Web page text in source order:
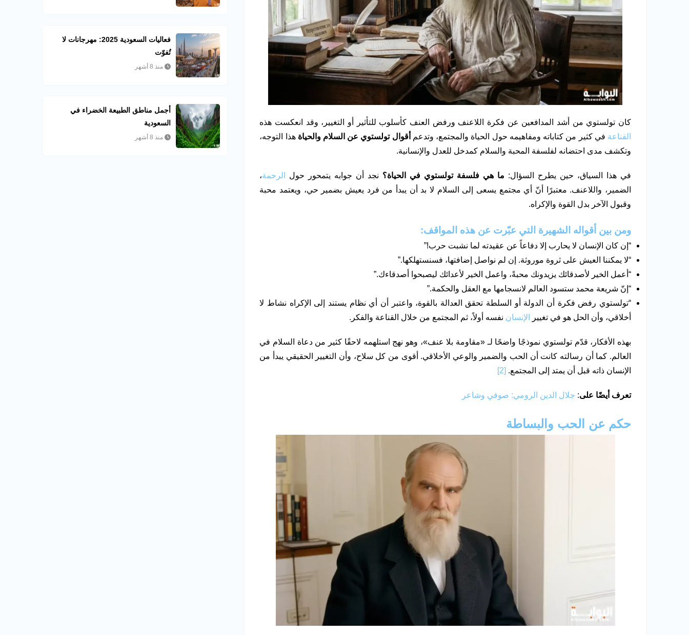
كان تولستوي من أشد المدافعين عن فكرة اللاعنف ورفض العنف كأسلوب للتأثير أو التغيير، وقد انعكست هذه
القناعة في كثير من كتاباته ومفاهيمه حول الحياة والمجتمع، وتدعم أقوال تولستوي عن السلام والحياة هذا التوجه،
وتكشف مدى احتضانه لفلسفة المحبة والسلام كمدخل للعدل والإنسانية.
في هذا السياق، حين يطرح السؤال: ما هي فلسفة تولستوي في الحياة؟ نجد أن جوابه يتمحور حول الرحمة،
الضمير، واللاعنف. معتبرًا أنّ أي مجتمع يسعى إلى السلام لا بد أن يبدأ من فرد يعيش بضمير حي، ويعتمد محبة
وقبول الآخر بدل القوة والإكراه.
ومن بين أقواله الشهيرة التي عبّرت عن هذه المواقف:
“إن كان الإنسان لا يحارب إلا دفاعاً عن عقيدته لما نشبت حرب!”
“لا يمكننا العيش على ثروة موروثة. إن لم نواصل إضافتها، فسنستهلكها.”
“أعمل الخير لأصدقائك يزيدونك محبةً، واعمل الخير لأعدائك ليصبحوا أصدقاءك.”
“إنّ شريعة محمد ستسود العالم لانسجامها مع العقل والحكمة.”
“تولستوي رفض فكرة أن الدولة أو السلطة تحقق العدالة بالقوة، واعتبر أن أي نظام يستند إلى الإكراه نشاط لا
أخلاقي، وأن الحل هو في تغيير
الإنسان نفسه أولاً، ثم المجتمع من خلال القناعة والفكر.
بهذه الأفكار، قدّم تولستوي نموذجًا واضحًا لـ «مقاومة بلا عنف»، وهو نهج استلهمه لاحقًا كثير من دعاة السلام في
العالم. كما أن رسالته كانت أن الحب والضمير والوعي الأخلاقي. أقوى من كل سلاح، وأن التغيير الحقيقي يبدأ من
الإنسان ذاته قبل أن يمتد إلى المجتمع. [2]
تعرف أيضًا على: جلال الدين الرومي: صوفي وشاعر
حكم عن الحب والبساطة
فعاليات السعودية 2025: مهرجانات لا
تُفوّت
منذ 8 أشهر
أجمل مناطق الطبيعة الخضراء في
السعودية
منذ 8 أشهر